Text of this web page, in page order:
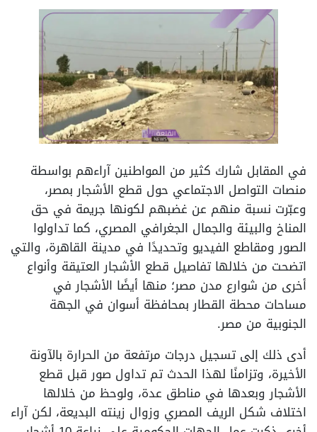
في المقابل شارك كثير من المواطنين آراءهم بواسطة
منصات التواصل الاجتماعي حول قطع الأشجار بمصر،
وعبّرت نسبة منهم عن غضبهم لكونها جريمة في حق
المناخ والبيئة والجمال الجغرافي المصري، كما تداولوا
الصور ومقاطع الفيديو وتحديدًا في مدينة القاهرة، والتي
اتضحت من خلالها تفاصيل قطع الأشجار العتيقة وأنواع
أخرى من شوارع مدن مصر؛ منها أيضًا الأشجار في
مساحات محطة القطار بمحافظة أسوان في الجهة
الجنوبية من مصر.
أدى ذلك إلى تسجيل درجات مرتفعة من الحرارة بالآونة
الأخيرة، وتزامنًا لهذا الحدث تم تداول صور قبل قطع
الأشجار وبعدها في مناطق عدة، ولوحظ من خلالها
اختلاف شكل الريف المصري وزوال زينته البديعة، لكن آراء